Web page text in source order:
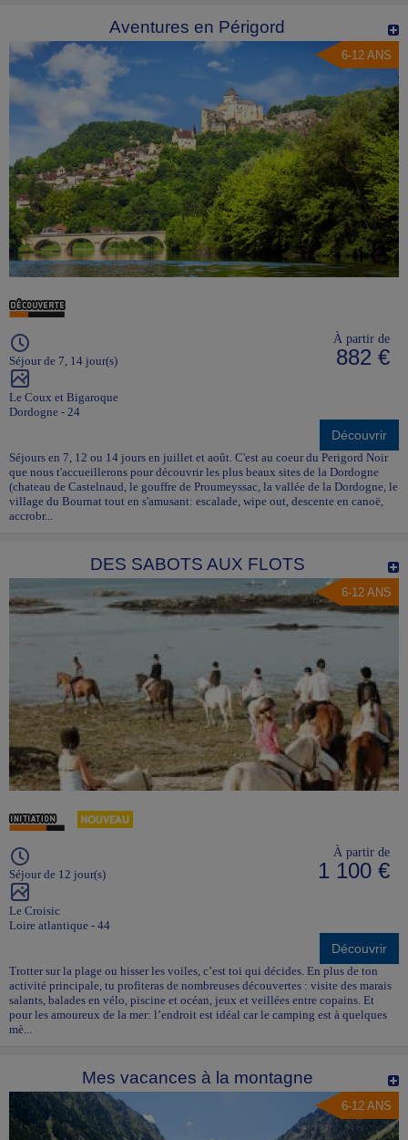
Aventures en Périgord
6-12 ANS
Séjour de 7, 14 jour(s)
Le Coux et Bigaroque
Dordogne - 24
À partir de
882 €
Découvrir
Séjours en 7, 12 ou 14 jours en juillet et août. C'est au coeur du Perigord Noir
que nous t'accueillerons pour découvrir les plus beaux sites de la Dordogne
(chateau de Castelnaud, le gouffre de Proumeyssac, la vallée de la Dordogne, le
village du Bournat tout en s'amusant: escalade, wipe out, descente en canoë,
accrobr...
DES SABOTS AUX FLOTS
6-12 ANS
Séjour de 12 jour(s)
Le Croisic
Loire atlantique - 44
À partir de
1 100 €
Découvrir
Trotter sur la plage ou hisser les voiles, c’est toi qui décides. En plus de ton
activité principale, tu profiteras de nombreuses découvertes : visite des marais
salants, balades en vélo, piscine et océan, jeux et veillées entre copains. Et
pour les amoureux de la mer: l’endroit est idéal car le camping est à quelques
mè...
Mes vacances à la montagne
6-12 ANS